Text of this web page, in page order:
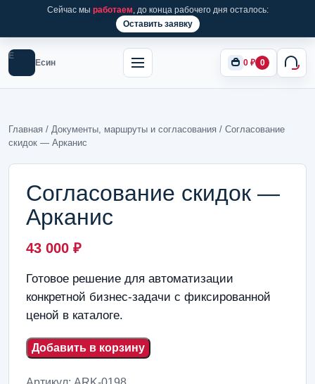
Сейчас мы работаем, до конца рабочего дня осталось:
Оставить заявку
Е
Есин 0 ₽ 0
Главная / Документы, маршруты и согласования / Согласование
скидок — Арканис
Согласование скидок —
Арканис
43 000 ₽
Готовое решение для автоматизации
конкретной бизнес-задачи с фиксированной
ценой в каталоге.
Добавить в корзину